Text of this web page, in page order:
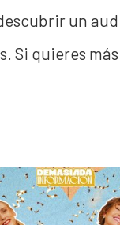
un
Si quieres